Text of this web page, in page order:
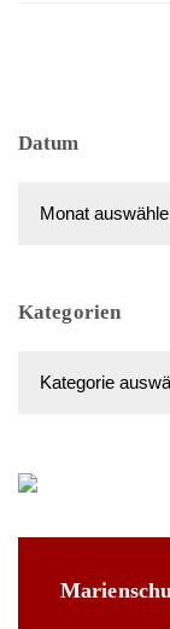
Datum
Kategorien